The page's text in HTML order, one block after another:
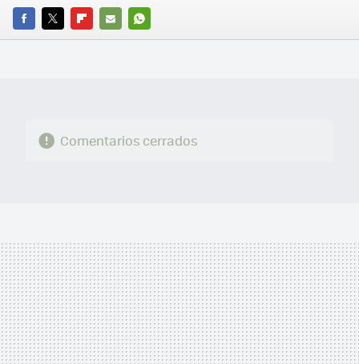
FACEBOOK
TWITTERFLIPBOARD
E-
WHATSAPP
Comentarios cerrados